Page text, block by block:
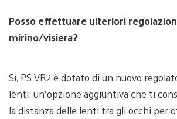
Posso effettuare ulteriori
mirino/visiera?
Sì, PS VR2 è dotato di un nuovo
lenti: un’opzione aggiuntiva che ti
la distanza delle lenti tra gli occhi per